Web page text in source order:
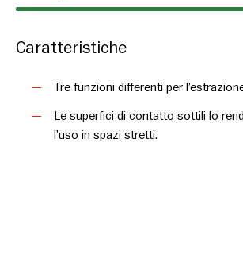
Caratteristiche
Tre funzioni differenti per
Le superfici di contatto sottili lo
l’uso in spazi stretti.